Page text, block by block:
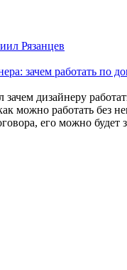
Рязанцев
зачем работать по
зачем дизайнеру
можно работать без
его можно будет